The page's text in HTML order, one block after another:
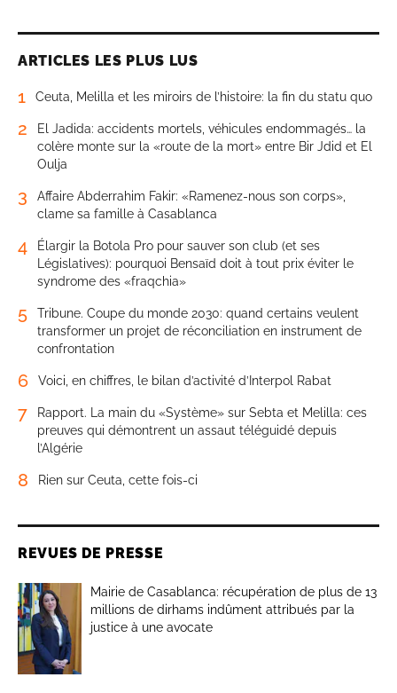
ARTICLES LES PLUS LUS
1 Ceuta, Melilla et les miroirs de l’histoire: la fin du statu quo
2
El Jadida: accidents mortels, véhicules endommagés… la
colère monte sur la «route de la mort» entre Bir Jdid et El
Oulja
3
Affaire Abderrahim Fakir: «Ramenez-nous son corps»,
clame sa famille à Casablanca
4
Élargir la Botola Pro pour sauver son club (et ses
Législatives): pourquoi Bensaïd doit à tout prix éviter le
syndrome des «fraqchia»
5
Tribune. Coupe du monde 2030: quand certains veulent
transformer un projet de réconciliation en instrument de
confrontation
6 Voici, en chiffres, le bilan d’activité d’Interpol Rabat
7
Rapport. La main du «Système» sur Sebta et Melilla: ces
preuves qui démontrent un assaut téléguidé depuis
l’Algérie
8 Rien sur Ceuta, cette fois-ci
REVUES DE PRESSE
Mairie de Casablanca: récupération de plus de 13
millions de dirhams indûment attribués par la
justice à une avocate